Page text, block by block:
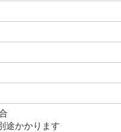
途かかります